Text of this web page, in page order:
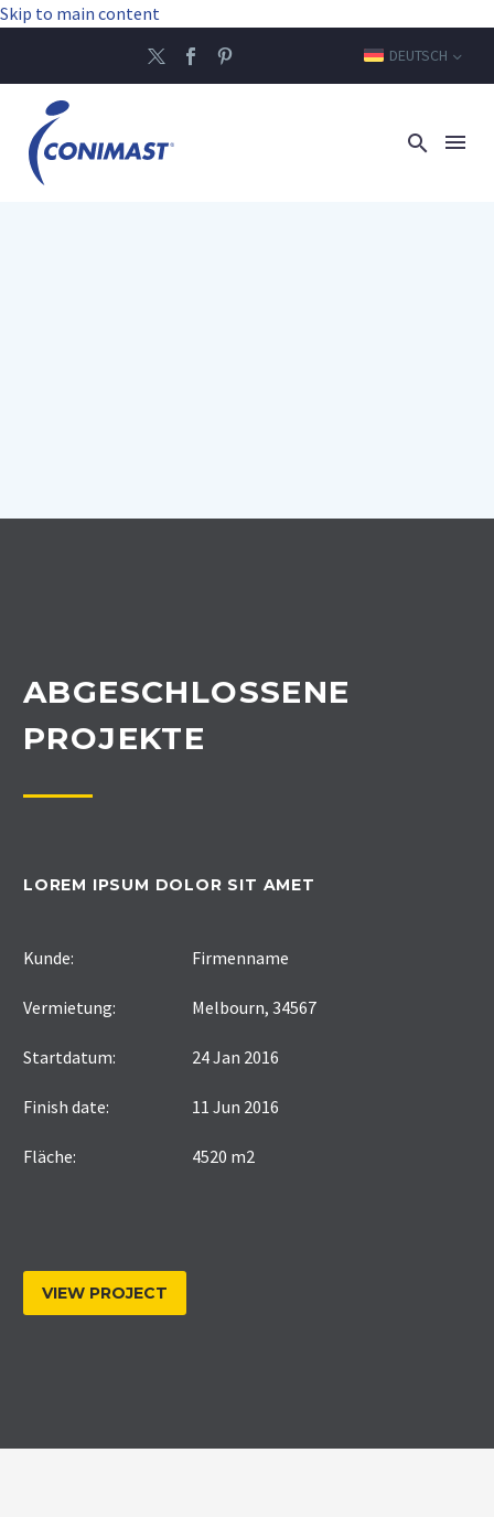
Skip to main content
DEUTSCH
ABGESCHLOSSENE
PROJEKTE
LOREM IPSUM DOLOR SIT AMET
Kunde: Firmenname
Vermietung: Melbourn, 34567
Startdatum: 24 Jan 2016
Finish date: 11 Jun 2016
Fläche: 4520 m2
VIEW PROJECT